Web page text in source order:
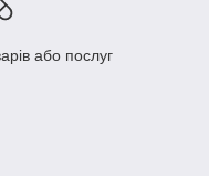
або послуг